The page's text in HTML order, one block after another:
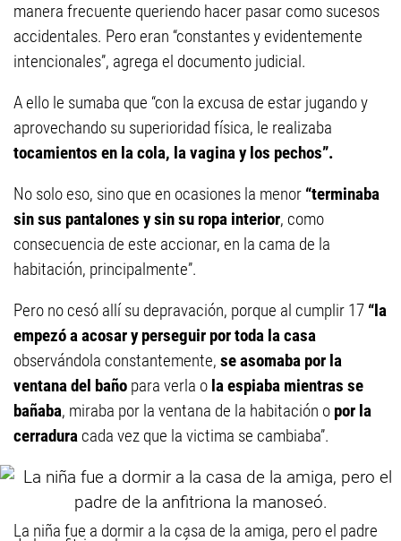
manera frecuente queriendo hacer pasar como sucesos
accidentales. Pero eran “constantes y evidentemente
intencionales”, agrega el documento judicial.
A ello le sumaba que “con la excusa de estar jugando y
aprovechando su superioridad física, le realizaba
tocamientos en la cola, la vagina y los pechos”.
No solo eso, sino que en ocasiones la menor “terminaba
sin sus pantalones y sin su ropa interior, como
consecuencia de este accionar, en la cama de la
habitación, principalmente”.
Pero no cesó allí su depravación, porque al cumplir 17 “la
empezó a acosar y perseguir por toda la casa
observándola constantemente, se asomaba por la
ventana del baño para verla o la espiaba mientras se
bañaba, miraba por la ventana de la habitación o por la
cerradura cada vez que la victima se cambiaba”.
La niña fue a dormir a la casa de la amiga, pero el padre